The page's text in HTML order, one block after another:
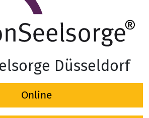
Düsseldorf
Online